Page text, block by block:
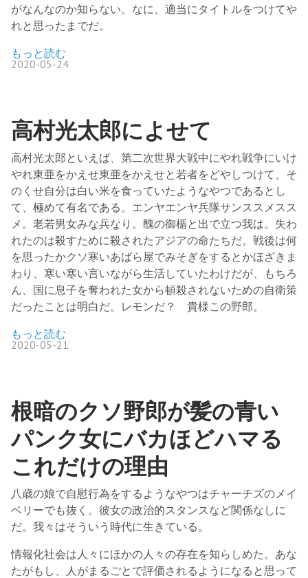
がなんなのか知らない。なに、適当にタイトルをつけてや
れと思ったまでだ。
もっと読む
2020-05-24
高村光太郎によせて
高村光太郎といえば、第二次世界大戦中にやれ戦争にいけ
やれ東亜をかえせ東亜をかえせと若者をどやしつけて、そ
のくせ自分は白い米を食っていたようなやつであるとし
て、極めて有名である。エンヤエンヤ兵隊サンススメスス
メ。老若男女みな兵なり。醜の御楯と出で立つ我は。失わ
れたのは殺すために殺されたアジアの命たちだ。戦後は何
を思ったかクソ寒いあばら屋でみそぎをするとかほざきま
わり、寒い寒い言いながら生活していたわけだが、もちろ
ん、国に息子を奪われた女から頓殺されないための自衛策
だったことは明白だ。レモンだ？ 貴様この野郎。
もっと読む
2020-05-21
根暗のクソ野郎が髪の青い
パンク女にバカほどハマる
これだけの理由
八歳の娘で自慰行為をするようなやつはチャーチズのメイ
ベリーでも抜く。彼女の政治的スタンスなど関係なしに
だ。我々はそういう時代に生きている。
情報化社会は人々にほかの人々の存在を知らしめた。あな
たがもし、人がまるごとで評価されるようになると思って